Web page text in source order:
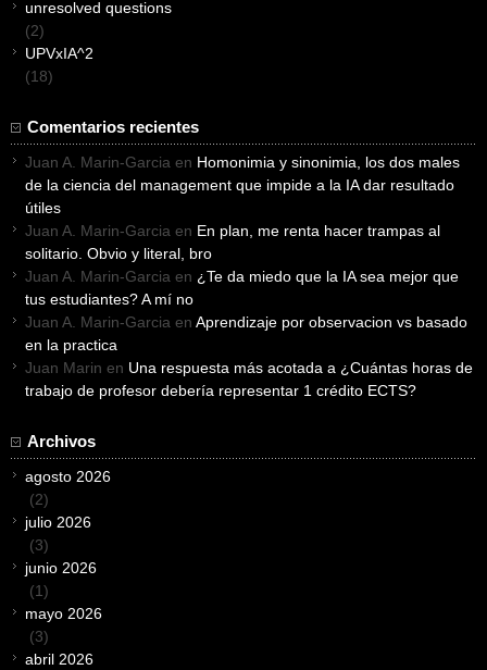
unresolved questions
(2)
UPVxIA^2
(18)
Comentarios recientes
Juan A. Marin-Garcia en Homonimia y sinonimia, los dos males
de la ciencia del management que impide a la IA dar resultado
útiles
Juan A. Marin-Garcia en En plan, me renta hacer trampas al
solitario. Obvio y literal, bro
Juan A. Marin-Garcia en ¿Te da miedo que la IA sea mejor que
tus estudiantes? A mí no
Juan A. Marin-Garcia en Aprendizaje por observacion vs basado
en la practica
Juan Marin en Una respuesta más acotada a ¿Cuántas horas de
trabajo de profesor debería representar 1 crédito ECTS?
Archivos
agosto 2026
(2)
julio 2026
(3)
junio 2026
(1)
mayo 2026
(3)
abril 2026